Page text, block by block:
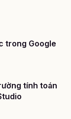
trong Google
tính toán